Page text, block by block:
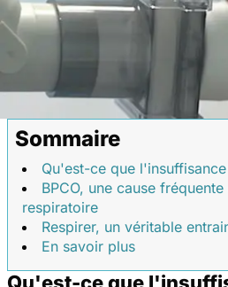
Sommaire
Qu'est-ce que
BPCO, une cause
respiratoire
Respirer, un véritable
En savoir plus